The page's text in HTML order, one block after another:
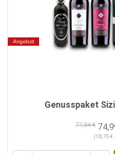
Angebot
Genusspaket
77,84 €
(18,75 €